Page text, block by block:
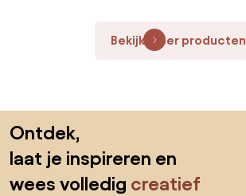
Bekijk meer producten
Ontdek,
laat je inspireren en
wees volledig creatief